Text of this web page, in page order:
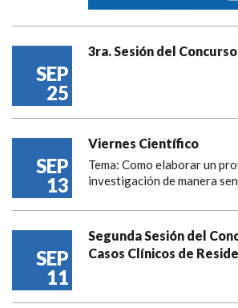
SEP
25
3ra. Sesión del
SEP
13
Viernes Científico
Tema: Como elaborar un
investigación de manera
SEP
11
Segunda Sesión del
Casos Clínicos de